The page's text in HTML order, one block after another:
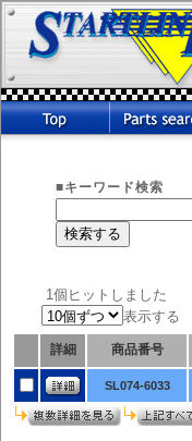
■キーワード検索
1個ヒットしました
表示する
詳細 商品番号
SL074-6033